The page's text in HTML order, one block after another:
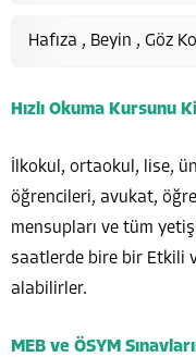
Hafıza , Beyin , Göz
Hızlı Okuma Kursunu
İlkokul, ortaokul, lise,
öğrencileri, avukat,
mensupları ve tüm
saatlerde bire bir Etkili
alabilirler.
MEB ve ÖSYM